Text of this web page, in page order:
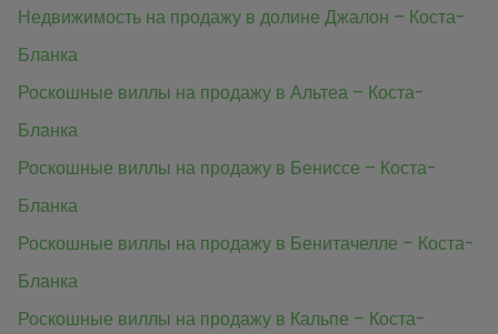
Недвижимость на продажу в долине Джалон – Коста-
Бланка
Роскошные виллы на продажу в Альтеа – Коста-
Бланка
Роскошные виллы на продажу в Бениссе – Коста-
Бланка
Роскошные виллы на продажу в Бенитачелле – Коста-
Бланка
Роскошные виллы на продажу в Кальпе – Коста-